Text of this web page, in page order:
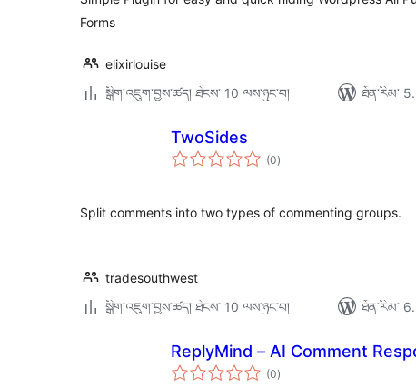
Forms
elixirlouise
སྒྲིག་འཇུག་བྱས་ཚད། ཐེངས་ 10 ལས་ཉུང་བ།
ཐོན་རིམ་
TwoSides
(0གདེང་
འཇོག་
)
Split comments into two types of commenting groups.
tradesouthwest
སྒྲིག་འཇུག་བྱས་ཚད། ཐེངས་ 10 ལས་ཉུང་བ།
ཐོན་རིམ་
ReplyMind – AI Comment
(0གདེང་
འཇོག་
)